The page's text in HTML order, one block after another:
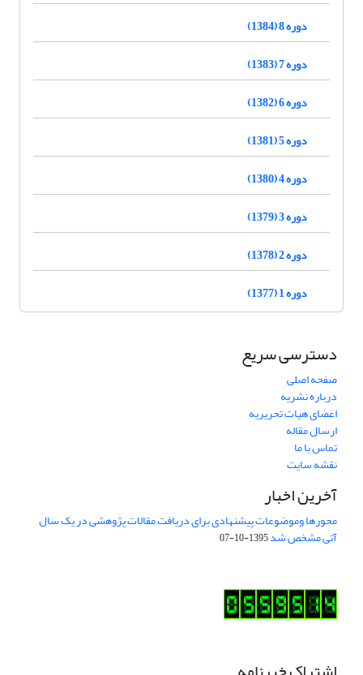
دوره 8 (1384)
دوره 7 (1383)
دوره 6 (1382)
دوره 5 (1381)
دوره 4 (1380)
دوره 3 (1379)
دوره 2 (1378)
دوره 1 (1377)
دسترسی سریع
صفحه اصلی
درباره نشریه
اعضای هیات تحریریه
ارسال مقاله
تماس با ما
نقشه سایت
آخرین اخبار
محورها وموضوعات پیشنهادی برای دریافت مقالات پژوهشی در یک سال
آتی مشخص شد1395-10-07